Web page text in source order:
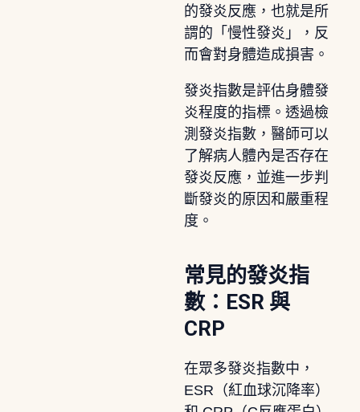
的發炎反應，也就是所
謂的「慢性發炎」，反
而會對身體造成損害。
發炎指數是評估身體發
炎程度的指標。透過檢
測發炎指數，醫師可以
了解病人體內是否存在
發炎反應，並進一步判
斷發炎的原因和嚴重程
度。
常見的發炎指
數：ESR 與
CRP
在眾多發炎指數中，
ESR（紅血球沉降率）